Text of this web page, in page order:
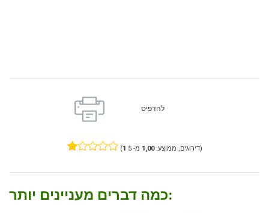
להדפיס
(1 דירוגים, ממוצע:1,00 מ- 5)
כמה דברים מעניינים יותר: